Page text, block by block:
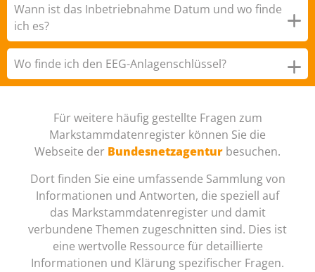
Wann ist das Inbetriebnahme Datum und wo finde
ich es?
Wo finde ich den EEG-Anlagenschlüssel?
Für weitere häufig gestellte Fragen zum
Markstammdatenregister können Sie die
Webseite der Bundesnetzagentur besuchen.
Dort finden Sie eine umfassende Sammlung von
Informationen und Antworten, die speziell auf
das Markstammdatenregister und damit
verbundene Themen zugeschnitten sind. Dies ist
eine wertvolle Ressource für detaillierte
Informationen und Klärung spezifischer Fragen.